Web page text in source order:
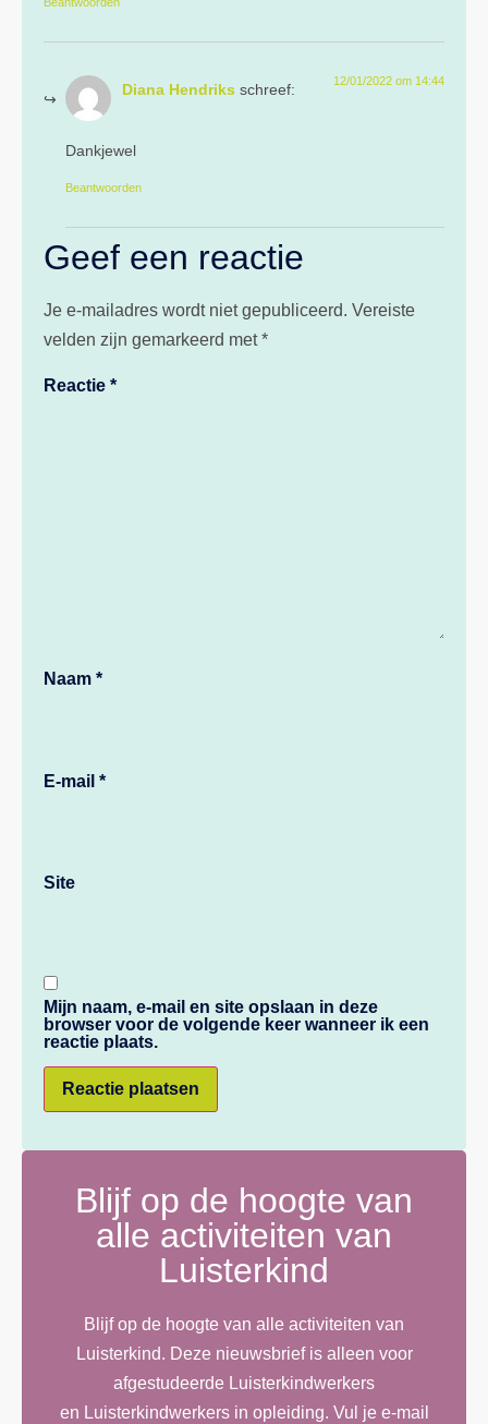
Diana Hendriks schreef: 12/01/2022 om 14:44
Dankjewel
Beantwoorden
Geef een reactie
Je e-mailadres wordt niet gepubliceerd. Vereiste
velden zijn gemarkeerd met*
Reactie *
Naam *
E-mail *
Site
Mijn naam, e-mail en site opslaan in deze
browser voor de volgende keer wanneer ik een
reactie plaats.
Blijf op de hoogte van
alle activiteiten van
Luisterkind
Blijf op de hoogte van alle activiteiten van
Luisterkind. Deze nieuwsbrief is alleen voor
afgestudeerde Luisterkindwerkers
en Luisterkindwerkers in opleiding. Vul je e-mail